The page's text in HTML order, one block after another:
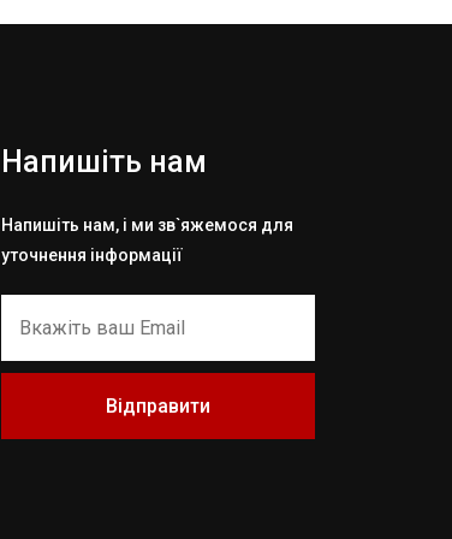
Напишіть нам
Напишіть нам, і ми зв`яжемося для
уточнення інформації
Відправити